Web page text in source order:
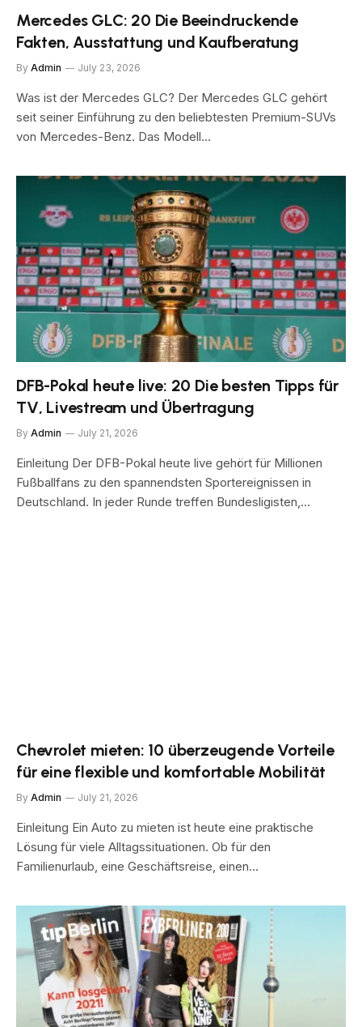
Mercedes GLC: 20 Die Beeindruckende
Fakten, Ausstattung und Kaufberatung
By Admin July 23, 2026
Was ist der Mercedes GLC? Der Mercedes GLC gehört
seit seiner Einführung zu den beliebtesten Premium-SUVs
von Mercedes-Benz. Das Modell…
DFB-Pokal heute live: 20 Die besten Tipps für
TV, Livestream und Übertragung
By Admin July 21, 2026
Einleitung Der DFB-Pokal heute live gehört für Millionen
Fußballfans zu den spannendsten Sportereignissen in
Deutschland. In jeder Runde treffen Bundesligisten,…
Chevrolet mieten: 10 überzeugende Vorteile
für eine flexible und komfortable Mobilität
By Admin July 21, 2026
Einleitung Ein Auto zu mieten ist heute eine praktische
Lösung für viele Alltagssituationen. Ob für den
Familienurlaub, eine Geschäftsreise, einen…